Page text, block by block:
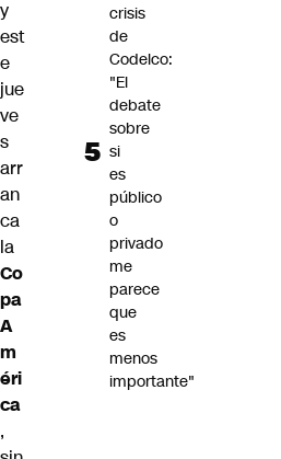
y
est
e
jue
ve
s
arr
an
ca
la
Co
pa
A
m
éri
ca
,
crisis
de
Codelco:
"El
debate
sobre
si
es
público
o
privado
me
parece
que
es
menos
importante"